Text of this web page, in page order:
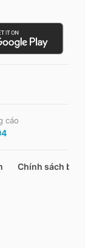
cáo
Chính sách bảo